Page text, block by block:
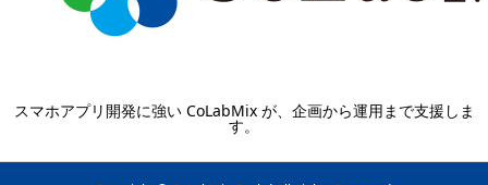
スマホアプリ開発に強い CoLabMix が、企画から運用まで支援しま
す。